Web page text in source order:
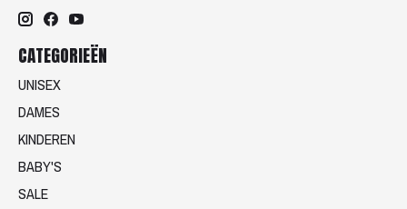
CATEGORIEËN
UNISEX
DAMES
KINDEREN
BABY'S
SALE